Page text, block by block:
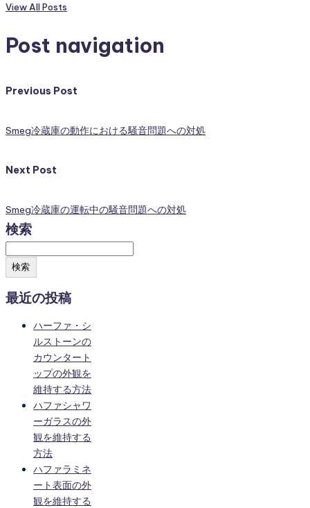
View All Posts
Post navigation
Previous Post
Smeg冷蔵庫の動作における騒音問題への対処
Next Post
Smeg冷蔵庫の運転中の騒音問題への対処
検索
検索
最近の投稿
ハーファ・シ
ルストーンの
カウンタート
ップの外観を
維持する方法
ハファシャワ
ーガラスの外
観を維持する
方法
ハファラミネ
ート表面の外
観を維持する